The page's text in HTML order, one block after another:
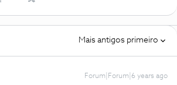
Mais antigos primeiro
Forum|Forum|6 years ago